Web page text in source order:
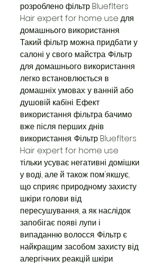
розроблено фільтр Blueflters
Hair expert for home use для
домашнього використання.
Такий фільтр можна придбати у
салоні у свого майстра. Фільтр
для домашнього використання
легко встановлюється в
домашніх умовах: у ванній або
душовій кабіні. Ефект
використання фільтра бачимо
вже після перших днів
використання. Фільтр Blueflters
Hair expert for home use
тільки усуває негативні домішки
у воді, але й також пом'якшує,
що сприяє природному захисту
шкіри голови від
пересушування, а як наслідок
запобігає появі лупи і
випаданню волосся. Фільтр є
найкращим засобом захисту від
алергічних реакцій шкіри.